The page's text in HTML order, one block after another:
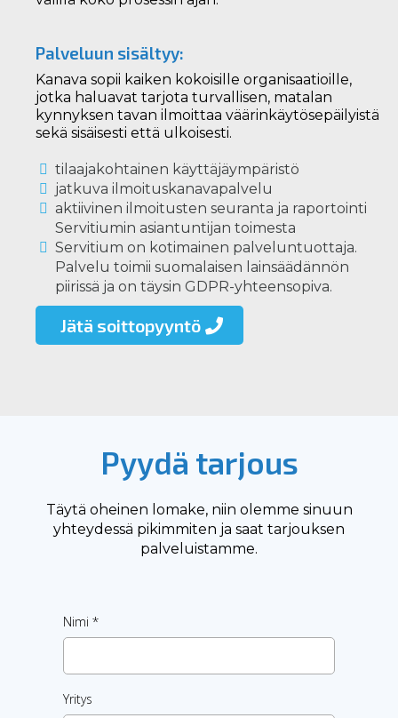
Palveluun sisältyy:
Kanava sopii kaiken kokoisille organisaatioille,
jotka haluavat tarjota turvallisen, matalan
kynnyksen tavan ilmoittaa väärinkäytösepäilyistä
sekä sisäisesti että ulkoisesti.
tilaajakohtainen käyttäjäympäristö
jatkuva ilmoituskanavapalvelu
aktiivinen ilmoitusten seuranta ja raportointi
Servitiumin asiantuntijan toimesta
Servitium on kotimainen palveluntuottaja.
Palvelu toimii suomalaisen lainsäädännön
piirissä ja on täysin GDPR-yhteensopiva.
Jätä soittopyyntö
Pyydä tarjous
Täytä oheinen lomake, niin olemme sinuun
yhteydessä pikimmiten ja saat tarjouksen
palveluistamme.
Nimi *
Yritys